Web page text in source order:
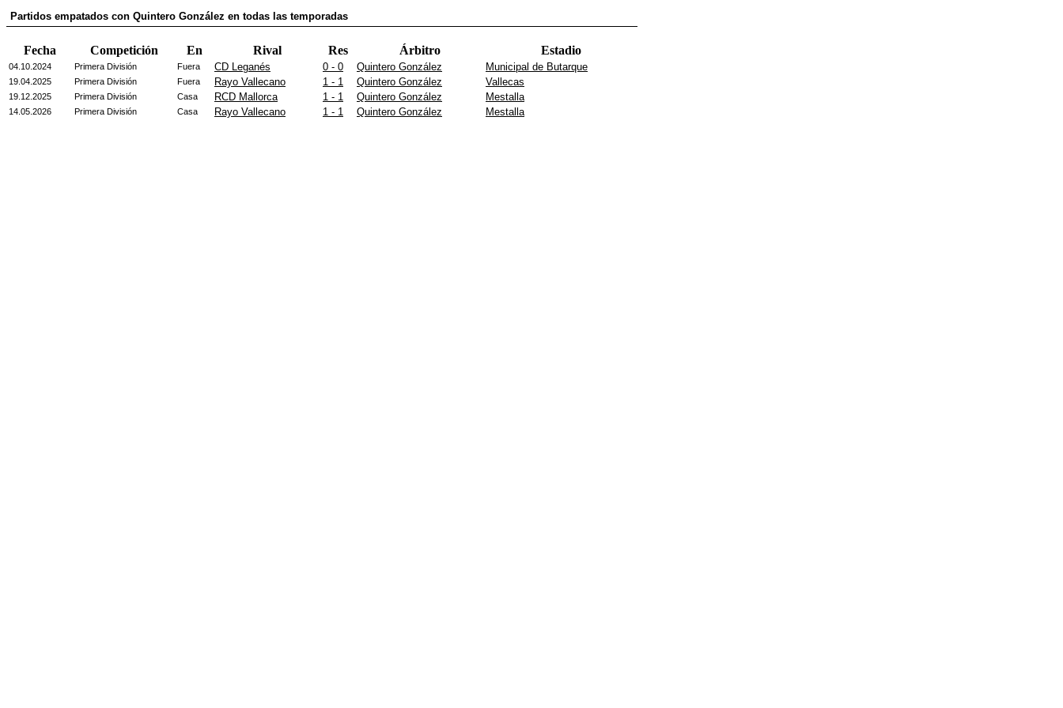
Partidos empatados con Quintero González en todas las temporadas
Fecha Competición En Rival Res Árbitro Estadio
04.10.2024 Primera División Fuera CD Leganés 0 - 0 Quintero González Municipal de Butarque
19.04.2025 Primera División Fuera Rayo Vallecano 1 - 1 Quintero González Vallecas
19.12.2025 Primera División Casa RCD Mallorca 1 - 1 Quintero González Mestalla
14.05.2026 Primera División Casa Rayo Vallecano 1 - 1 Quintero González Mestalla